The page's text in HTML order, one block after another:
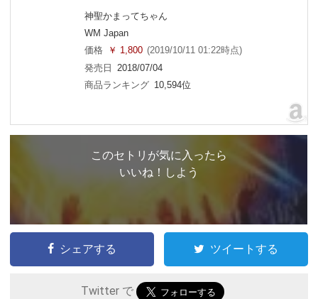
神聖かまってちゃん
WM Japan
価格
￥ 1,800 (2019/10/11 01:22時点)
発売日
2018/07/04
商品ランキング 10,594位
このセトリが気に入ったら
いいね！しよう
シェアする ツイートする
Twitter で